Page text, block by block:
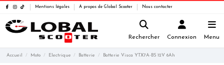
Mentions légales A propos de Global Scooter Nous contacter
Rechercher Connexion Menu
Accueil Moto Electrique Batterie Batterie Visca YTX7A-BS 12V 6Ah